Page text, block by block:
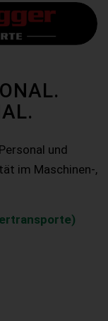
und
im Maschinen-,